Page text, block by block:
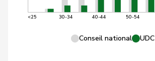
<25 30-34 40-44 50-54
Conseil national UDC